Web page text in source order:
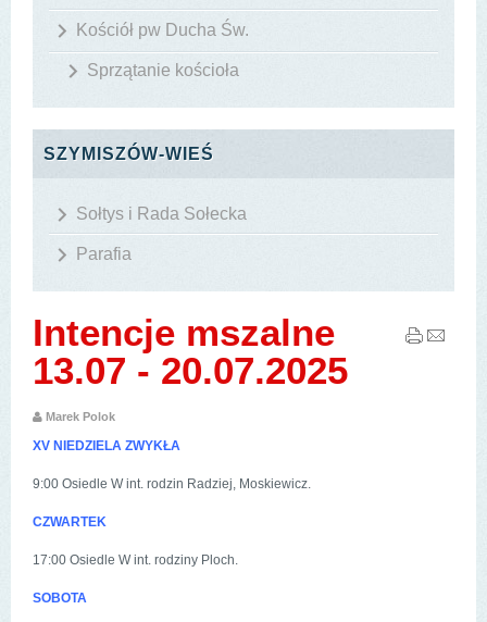
Kościół pw Ducha Św.
Sprzątanie kościoła
SZYMISZÓW-WIEŚ
Sołtys i Rada Sołecka
Parafia
Intencje mszalne
13.07 - 20.07.2025
Marek Polok
XV NIEDZIELA ZWYKŁA
9:00 Osiedle W int. rodzin Radziej, Moskiewicz.
CZWARTEK
17:00 Osiedle W int. rodziny Ploch.
SOBOTA